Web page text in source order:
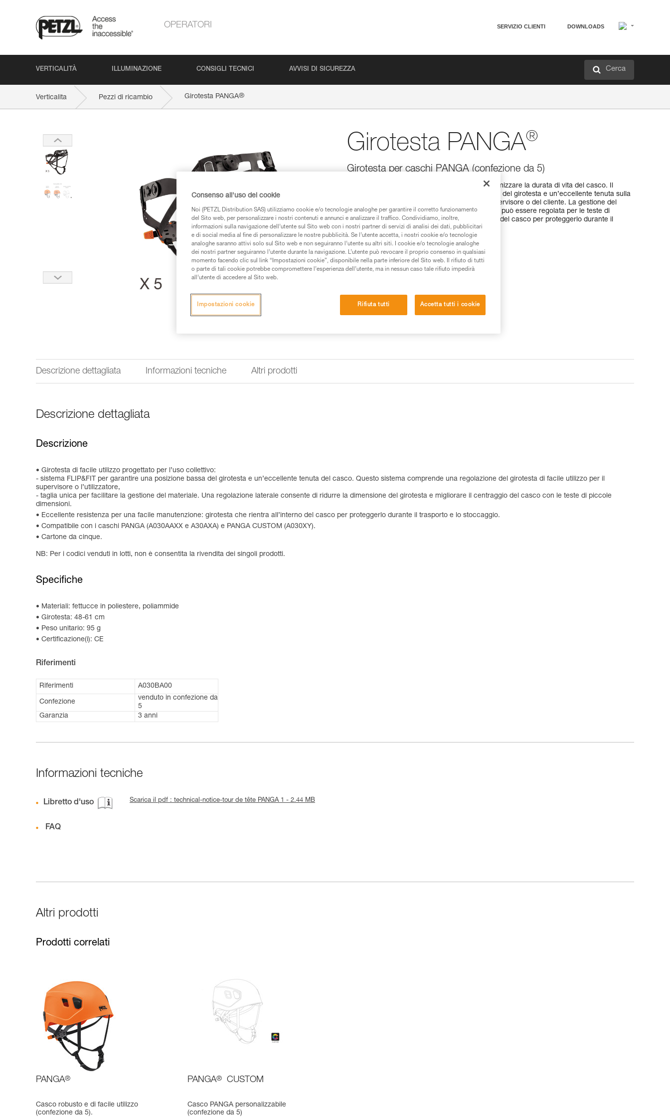
OPERATORI SERVIZIO CLIENTI DOWNLOADS
VERTICALITÀ ILLUMINAZIONE CONSIGLI TECNICI AVVISI DI SICUREZZA Cerca
Verticalita Pezzi di ricambio Girotesta PANGA®
Girotesta PANGA®
Girotesta per caschi PANGA (confezione da 5)
Girotesta di ricambio per caschi PANGA per ottimizzare la durata di vita del casco. Il
sistema FLIP&FIT consente una posizione bassa del girotesta e un’eccellente tenuta sulla
testa, facilitando la regolazione da parte del supervisore o del cliente. La gestione del
materiale è facilitata, grazie alla taglia unica che può essere regolata per le teste di
piccole dimensioni. Il girotesta rientra all’interno del casco per proteggerlo durante il
trasporto e lo stoccaggio.
Trova un rivenditore
Descrizione dettagliata Informazioni tecniche Altri prodotti
Descrizione dettagliata
Descrizione
Girotesta di facile utilizzo progettato per l’uso collettivo:
- sistema FLIP&FIT per garantire una posizione bassa del girotesta e un’eccellente tenuta del casco. Questo sistema comprende una regolazione del girotesta di facile utilizzo per il
supervisore o l’utilizzatore,
- taglia unica per facilitare la gestione del materiale. Una regolazione laterale consente di ridurre la dimensione del girotesta e migliorare il centraggio del casco con le teste di piccole
dimensioni.
Eccellente resistenza per una facile manutenzione: girotesta che rientra all’interno del casco per proteggerlo durante il trasporto e lo stoccaggio.
Compatibile con i caschi PANGA (A030AAXX e A30AXA) e PANGA CUSTOM (A030XY).
Cartone da cinque.
NB: Per i codici venduti in lotti, non è consentita la rivendita dei singoli prodotti.
Specifiche
Materiali: fettucce in poliestere, poliammide
Girotesta: 48-61 cm
Peso unitario: 95 g
Certificazione(i): CE
Riferimenti
Riferimenti A030BA00
Confezione
venduto in confezione da
5
Garanzia
3 anni
Informazioni tecniche
Libretto d'uso Scarica il pdf : technical-notice-tour de tête PANGA 1 - 2.44 MB
FAQ
Altri prodotti
Prodotti correlati
PANGA®
Casco robusto e di facile utilizzo
(confezione da 5).
PANGA® CUSTOM
Casco PANGA personalizzabile
(confezione da 5)
Consenso all'uso dei cookie
Noi (PETZL Distribution SAS) utilizziamo cookie e/o tecnologie analoghe per garantire il corretto funzionamento
del Sito web, per personalizzare i nostri contenuti e annunci e analizzare il traffico. Condividiamo, inoltre,
informazioni sulla navigazione dell’utente sul Sito web con i nostri partner di servizi di analisi dei dati, pubblicitari
e di social media al fine di personalizzare le nostre pubblicità. Se l’utente accetta, i nostri cookie e/o tecnologie
analoghe saranno attivi solo sul Sito web e non seguiranno l’utente su altri siti. I cookie e/o tecnologie analoghe
dei nostri partner seguiranno l’utente durante la navigazione. L’utente può revocare il proprio consenso in qualsiasi
momento facendo clic sul link “Impostazioni cookie”, disponibile nella parte inferiore del Sito web. Il rifiuto di tutti
o parte di tali cookie potrebbe compromettere l’esperienza dell’utente, ma in nessun caso tale rifiuto impedirà
all’utente di accedere al Sito web.
Rifiuta tutti Accetta tutti i cookie
Impostazioni cookie